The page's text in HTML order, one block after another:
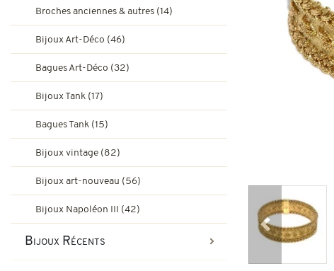
Bagues Art-Déco
Bijoux Tank
Bagues Tank
Bijoux vintage
Bijoux Napoléon III
Broches et autres bijoux vintage
Bagues de fiançailles émeraude
Broches anciennes & autres (14)
Bijoux Art-Déco (46)
Bagues Art-Déco (32)
Bijoux Tank (17)
Bagues Tank (15)
Bijoux vintage (82)
Bijoux art-nouveau (56)
Bijoux Napoléon III (42)
Bijoux Récents
Précédent